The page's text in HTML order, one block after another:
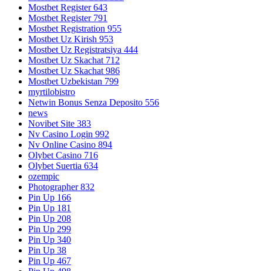
Mostbet Register 643
Mostbet Register 791
Mostbet Registration 955
Mostbet Uz Kirish 953
Mostbet Uz Registratsiya 444
Mostbet Uz Skachat 712
Mostbet Uz Skachat 986
Mostbet Uzbekistan 799
myrtilobistro
Netwin Bonus Senza Deposito 556
news
Novibet Site 383
Nv Casino Login 992
Nv Online Casino 894
Olybet Casino 716
Olybet Suertia 634
ozempic
Photographer 832
Pin Up 166
Pin Up 181
Pin Up 208
Pin Up 299
Pin Up 340
Pin Up 38
Pin Up 467